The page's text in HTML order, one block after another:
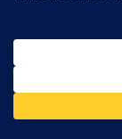
Funciona